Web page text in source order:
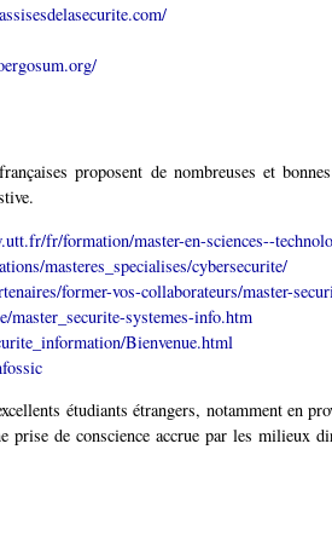
proposent de nombreuses et
fr/formation/master-en-sciences--
masteres_specialises/cybersecurite/
former-vos-collaborateurs/master-
systemes-info.htm
Bienvenue.html
étudiants étrangers, notamment en
prise de conscience accrue par les milieux